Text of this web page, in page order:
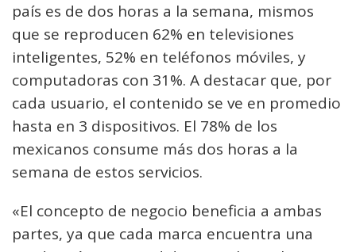
país es de dos horas a la semana, mismos
que se reproducen 62% en televisiones
inteligentes, 52% en teléfonos móviles, y
computadoras con 31%. A destacar que, por
cada usuario, el contenido se ve en promedio
hasta en 3 dispositivos. El 78% de los
mexicanos consume más dos horas a la
semana de estos servicios.
«El concepto de negocio beneficia a ambas
partes, ya que cada marca encuentra una